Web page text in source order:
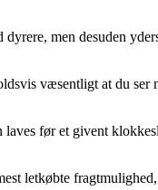
men desuden
væsentligt at du ser
laves før et givent
letkøbte